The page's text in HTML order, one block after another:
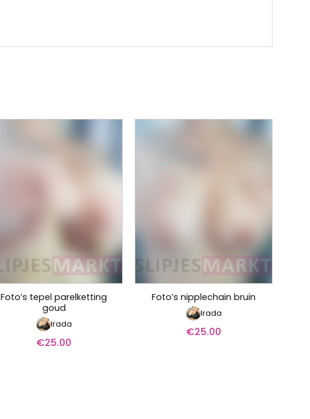
Foto’s tepel parelketting
goud
Irada
€25.00
Foto’s nipplechain bruin
Irada
€25.00